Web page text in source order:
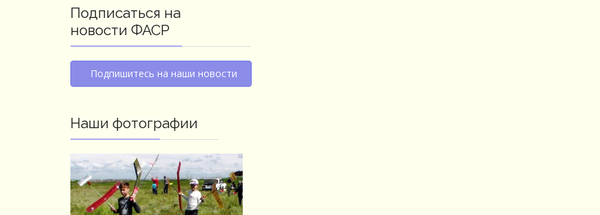
Подписаться на
новости ФАСР
Подпишитесь на наши новости
Наши фотографии